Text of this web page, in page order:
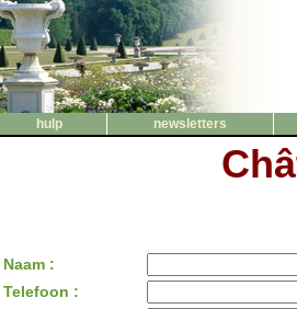
hulp
newsletters
Naam :
Telefoon :